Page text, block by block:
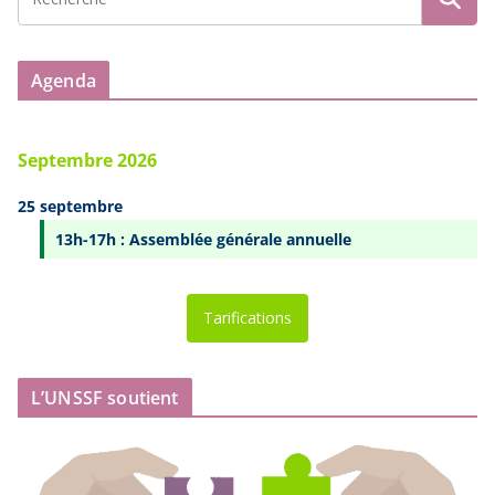
Agenda
Septembre 2026
25 septembre
13h-17h : Assemblée générale annuelle
Tarifications
L’UNSSF soutient